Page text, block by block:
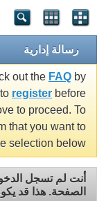
رسالة إدارية
out the FAQ by
register before
to proceed. To
that you want to
selection below.
أنت لم تسجل
الصفحة. هذا قد